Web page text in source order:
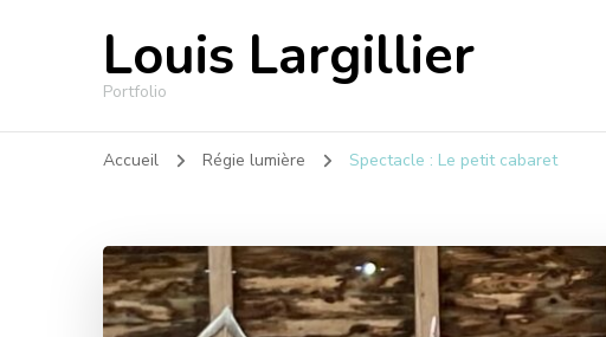
Louis Largillier
Portfolio
Accueil Régie lumière Spectacle : Le petit cabaret